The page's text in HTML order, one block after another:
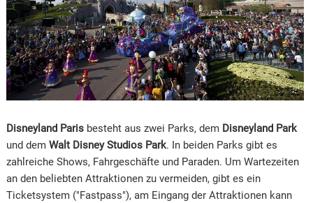
Disneyland Parisbesteht aus zwei Parks, dem Disneyland Park
und dem Walt Disney Studios Park. In beiden Parks gibt es
zahlreiche Shows, Fahrgeschäfte und Paraden. Um Wartezeiten
an den beliebten Attraktionen zu vermeiden, gibt es ein
Ticketsystem ("Fastpass"), am Eingang der Attraktionen kann